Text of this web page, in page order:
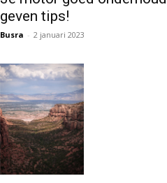
geven tips!
Busra - 2 januari 2023